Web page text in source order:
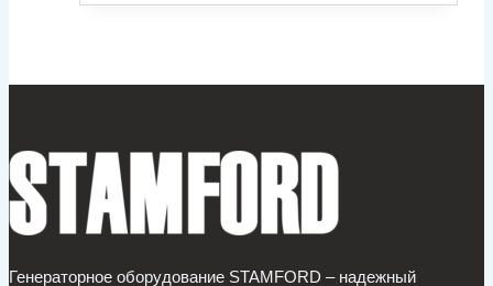
Генераторное оборудование STAMFORD – надежный